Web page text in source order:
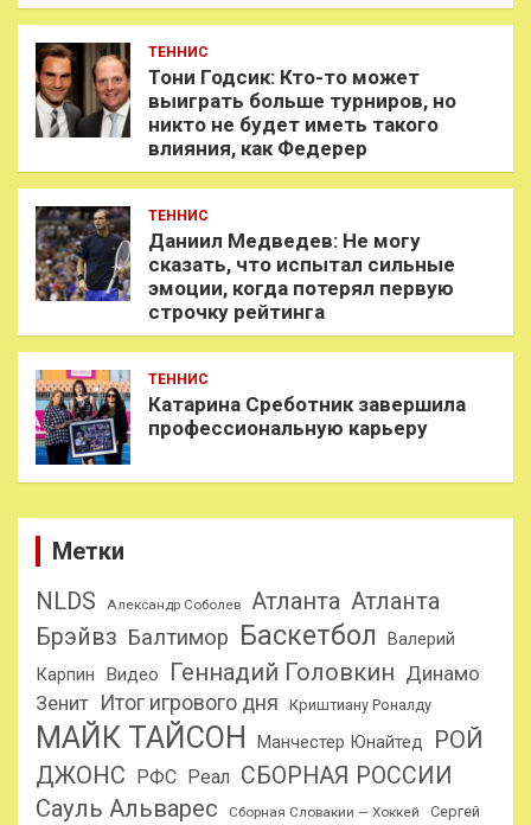
ТЕННИС
Тони Годсик: Кто-то может
выиграть больше турниров, но
никто не будет иметь такого
влияния, как Федерер
ТЕННИС
Даниил Медведев: Не могу
сказать, что испытал сильные
эмоции, когда потерял первую
строчку рейтинга
ТЕННИС
Катарина Среботник завершила
профессиональную карьеру
Метки
NLDS
Александр Соболев Атланта Атланта
Брэйвз Балтимор Баскетбол
Валерий
Карпин
Видео Геннадий Головкин Динамо
Зенит Итог игрового дня Криштиану Роналду
МАЙК ТАЙСОН Манчестер Юнайтед
РОЙ
ДЖОНС
РФС Реал СБОРНАЯ РОССИИ
Сауль Альварес Сборная Словакии — Хоккей
Сергей